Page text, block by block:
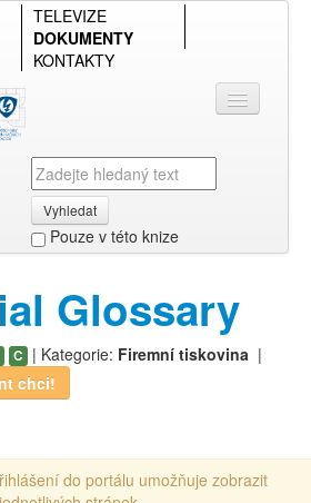
TELEVIZE
DOKUMENTY
KONTAKTY
Vyhledat
Pouze v této knize
Glossary
C | Kategorie: Firemní tiskovina|
chci!
do portálu umožňuje zobrazit